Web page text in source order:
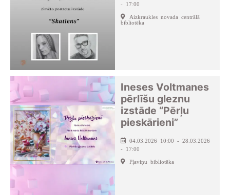
- 17:00
Aizkraukles novada centrālā
bibliotēka
Ineses Voltmanes
pērlīšu gleznu
izstāde “Pērļu
pieskārieni”
04.03.2026 10:00 - 28.03.2026
- 17:00
Pļaviņu bibliotēka